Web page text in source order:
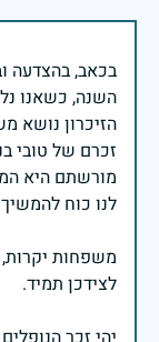
בכאב, בהצדעה
השנה, כשאנו
הזיכרון נושא
זכרם של טובי
מורשתם היא
משפחות יקרות,